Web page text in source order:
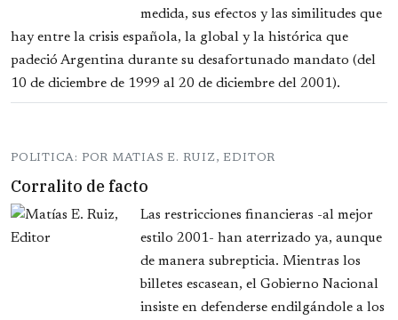
medida, sus efectos y las similitudes que
hay entre la crisis española, la global y la histórica que
padeció Argentina durante su desafortunado mandato (del
10 de diciembre de 1999 al 20 de diciembre del 2001).
POLITICA: POR MATIAS E. RUIZ, EDITOR
Corralito de facto
Las restricciones financieras -al mejor
estilo 2001- han aterrizado ya, aunque
de manera subrepticia. Mientras los
billetes escasean, el Gobierno Nacional
insiste en defenderse endilgándole a los